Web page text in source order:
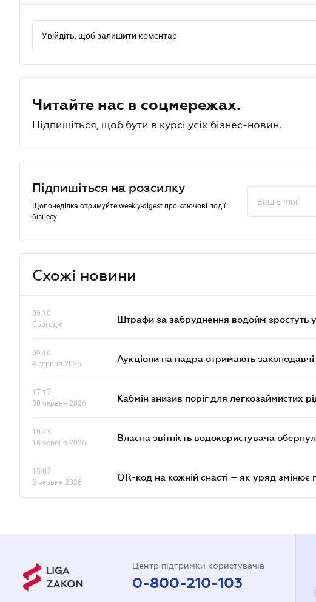
Увійдіть, щоб залишити коментар
Читайте нас в соцмережах.
Підпишіться, щоб бути в курсі усіх бізнес-новин.
Підпишіться на розсилку
Щопонеділка отримуйте weekly-digest про ключові події
бізнесу
Схожі новини
09.10
Сьогодні
Штрафи за забруднення водойм зростуть
09.16
4 серпня 2026
Аукціони на надра отримають
17.17
30 червня 2026
Кабмін знизив поріг для легкозаймистих
10.43
18 червня 2026
Власна звітність водокористувача
15.07
2 червня 2026
QR-код на кожній снасті – як уряд
Центр підтримки користувачів
0-800-210-103